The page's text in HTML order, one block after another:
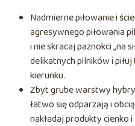
Nadmierne piłowanie i
agresywnego piłowania
i nie skracaj paznokci „na
delikatnych pilników i
kierunku.
Zbyt grube warstwy
łatwo się odparzają i
nakładaj produkty cienko